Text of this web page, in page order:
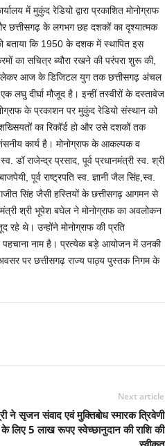
में मुकुंद रेडियो द्वारा प्रकाशित मोनोग्राफ
छत्तीसगढ़ के लगभग छह दशकों का दृश्यात्मक
बताया कि 1950 के दशक में स्थापित इस
का सचित्र ब्यौरा रखने की परंपरा शुरू की,
से लेकर आज के डिजिटल युग तक छत्तीसगढ़ अंचल
लघु दीर्घा मौजूद है। इन्हीं तस्वीरों के दस्तावेज
के प्रकाशन पर मुकुंद रेडियो संस्थान को
का रिकॉर्ड हो और उसे दशकों तक
कार्य है। मोनोग्राफ के आकल्पक व
डॉ राजेन्द्र प्रसाद, पूर्व प्रधानमंत्री स्व. श्री
पूर्व राष्ट्रपति स्व. ज्ञानी जैल सिंह,स्व.
सिंह जैसी हस्तियों के छत्तीसगढ़ आगमन से
श्री भूपेश बघेल ने मोनोग्राफ का अवलोकन
रहे थे। उन्होंने मोनोग्राफ की प्रति
पहचाना नाम है। प्रत्येक बड़े आयोजन में उनकी
पर छत्तीसगढ़ राज्य पाठ्य पुस्तक निगम के
Next article
ने सृजन संवाद एवं मुक्तिबोध स्मारक त्रिवेणी
लिए 5 लाख रूपए स्वेच्छानुदान की राशि की